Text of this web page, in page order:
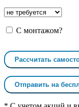
С монтажом?
Рассчитать
Отправить на